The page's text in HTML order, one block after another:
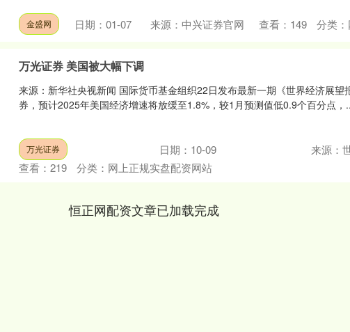
金盛网 日期：01-07 来源：中兴证券官网 查看： 149 分类：
万光证券 美国被大幅下调
来源：新华社央视新闻 国际货币基金组织22日发布最新一期《世界经济展望
券，预计2025年美国经济增速将放缓至1.8%，较1月预测值低0.9个百分点，
万光证券 日期：10-09
来源：
查看： 219 分类： 网上正规实盘配资网站
恒正网配资文章已加载完成
1.31% 沪深300 4689.96 38.65